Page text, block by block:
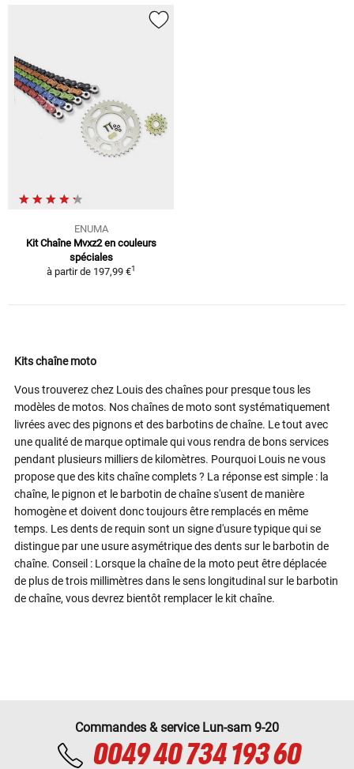
ENUMA
Kit Chaîne Mvxz2 en couleurs
spéciales
à partir de 197,99 €1
Kits chaîne moto
Vous trouverez chez Louis des chaînes pour presque tous les
modèles de motos. Nos chaînes de moto sont systématiquement
livrées avec des pignons et des barbotins de chaîne. Le tout avec
une qualité de marque optimale qui vous rendra de bons services
pendant plusieurs milliers de kilomètres. Pourquoi Louis ne vous
propose que des kits chaîne complets ? La réponse est simple : la
chaîne, le pignon et le barbotin de chaîne s'usent de manière
homogène et doivent donc toujours être remplacés en même
temps. Les dents de requin sont un signe d'usure typique qui se
distingue par une usure asymétrique des dents sur le barbotin de
chaîne. Conseil : Lorsque la chaîne de la moto peut être déplacée
de plus de trois millimètres dans le sens longitudinal sur le barbotin
de chaîne, vous devrez bientôt remplacer le kit chaîne.
Commandes & service Lun-sam 9-20
0049 40 734 193 60